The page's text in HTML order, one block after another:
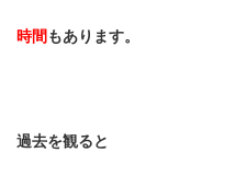
時間 もあります。
過去を観ると